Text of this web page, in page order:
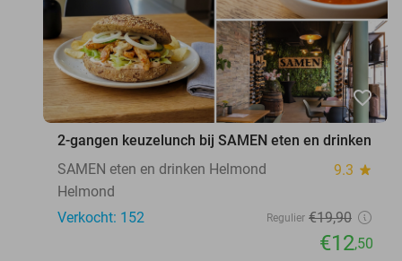
favorite_border
2-gangen keuzelunch bij SAMEN eten en drinken
SAMEN eten en drinken Helmond
9.3 star
Helmond
Verkocht: 152
Regulier €19,90
€12,50